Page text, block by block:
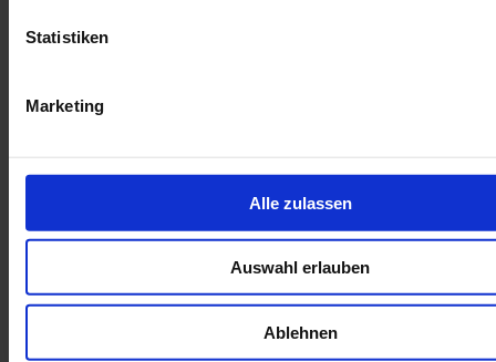
Statistiken
Marketing
Alle zulassen
Auswahl erlauben
Ablehnen
Ich habe die Datenschutzerklärung zur Kenntnis genommen.